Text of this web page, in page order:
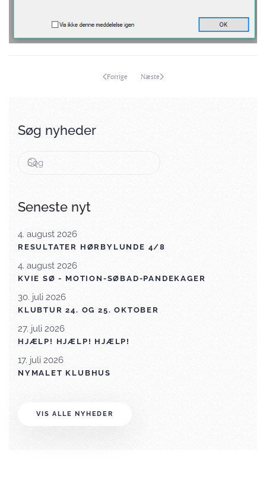
Forrige Næste
Søg nyheder
Seneste nyt
4. august 2026
RESULTATER HØRBYLUNDE 4/8
4. august 2026
KVIE SØ - MOTION-SØBAD-PANDEKAGER
30. juli 2026
KLUBTUR 24. OG 25. OKTOBER
27. juli 2026
HJÆLP! HJÆLP! HJÆLP!
17. juli 2026
NYMALET KLUBHUS
VIS ALLE NYHEDER